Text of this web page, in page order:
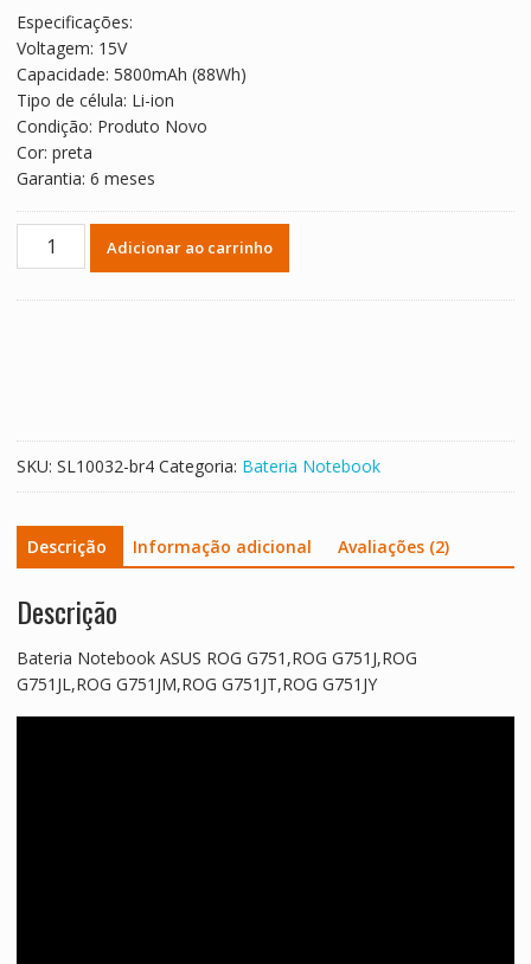
era:
R$ 456,17.
Especificações:
Voltagem: 15V
Capacidade: 5800mAh (88Wh)
Tipo de célula: Li-ion
Condição: Produto Novo
Cor: preta
Garantia: 6 meses
Bateria
G751JT,ROG
G751JY
quantidade
Adicionar ao carrinho
SKU: SL10032-br4 Categoria: Bateria Notebook
Descrição Informação adicional Avaliações (2)
Descrição
Bateria Notebook ASUS ROG G751,ROG G751J,ROG
G751JL,ROG G751JM,ROG G751JT,ROG G751JY